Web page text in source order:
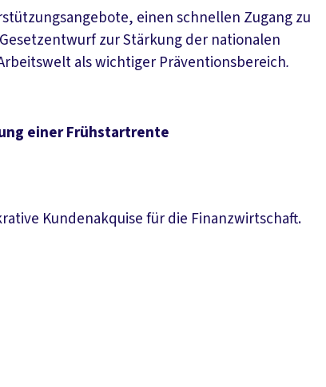
einen schnellen Zugang zu
zur Stärkung der nationalen
als wichtiger Präventionsbereich.
einer Frühstartrente
Kundenakquise für die Finanzwirtschaft.